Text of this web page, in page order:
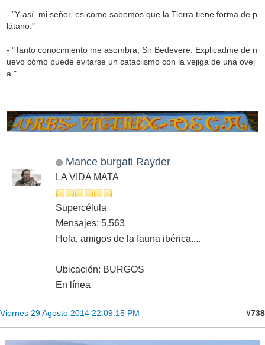
- "Y así, mi señor, es como sabemos que la Tierra tiene forma de p
látano."
- "Tanto conocimiento me asombra, Sir Bedevere. Explicadme de n
uevo cómo puede evitarse un cataclismo con la vejiga de una ovej
a."
Mance burgati Rayder
LA VIDA MATA
Supercélula
Mensajes: 5,563
Hola, amigos de la fauna ibérica....
Ubicación: BURGOS
En línea
Viernes 29 Agosto 2014 22:09:15 PM #738